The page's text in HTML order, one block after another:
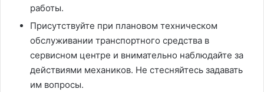
работы.
Присутствуйте при плановом техническом
обслуживании транспортного средства в
сервисном центре и внимательно наблюдайте за
действиями механиков. Не стесняйтесь задавать
им вопросы.